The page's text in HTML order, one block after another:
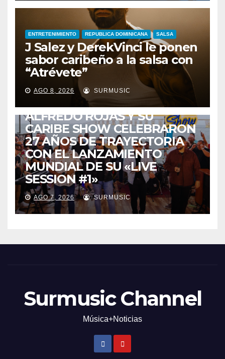
ENTRETENIMIENTO REPUBLICA DOMINICANA SALSA
J Salez y DerekVinci le ponen
sabor caribeño a la salsa con
“Atrévete”
AGO 8, 2026 SURMUSIC
ENTRETENIMIENTO GUARACHA ZULIANA LIVE SESSION
ZULIA
ALFREDO ROJAS Y SU
CARIBE SHOW CELEBRARON
27 AÑOS DE TRAYECTORIA
CON EL LANZAMIENTO
MUNDIAL DE SU «LIVE
SESSION #1»
AGO 7, 2026 SURMUSIC
Surmusic Channel
Música+Noticias